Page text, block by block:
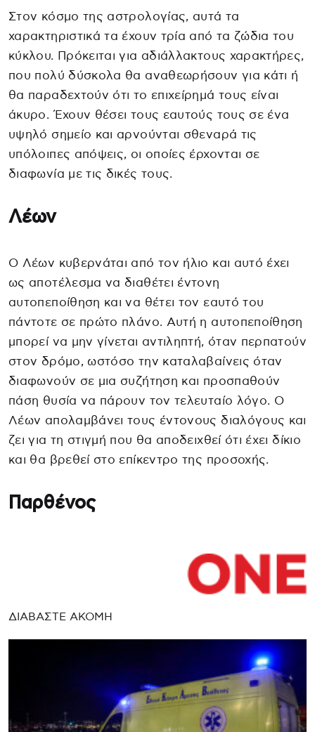
Στον κόσμο της αστρολογίας, αυτά τα
χαρακτηριστικά τα έχουν τρία από τα ζώδια του
κύκλου. Πρόκειται για αδιάλλακτους χαρακτήρες,
που πολύ δύσκολα θα αναθεωρήσουν για κάτι ή
θα παραδεχτούν ότι το επιχείρημά τους είναι
άκυρο. Έχουν θέσει τους εαυτούς τους σε ένα
υψηλό σημείο και αρνούνται σθεναρά τις
υπόλοιπες απόψεις, οι οποίες έρχονται σε
διαφωνία με τις δικές τους.
Λέων
Ο Λέων κυβερνάται από τον ήλιο και αυτό έχει
ως αποτέλεσμα να διαθέτει έντονη
αυτοπεποίθηση και να θέτει τον εαυτό του
πάντοτε σε πρώτο πλάνο. Αυτή η αυτοπεποίθηση
μπορεί να μην γίνεται αντιληπτή, όταν περπατούν
στον δρόμο, ωστόσο την καταλαβαίνεις όταν
διαφωνούν σε μια συζήτηση και προσπαθούν
πάση θυσία να πάρουν τον τελευταίο λόγο. Ο
Λέων απολαμβάνει τους έντονους διαλόγους και
ζει για τη στιγμή που θα αποδειχθεί ότι έχει δίκιο
και θα βρεθεί στο επίκεντρο της προσοχής.
Παρθένος
ΔΙΑΒΑΣΤΕ ΑΚΟΜΗ